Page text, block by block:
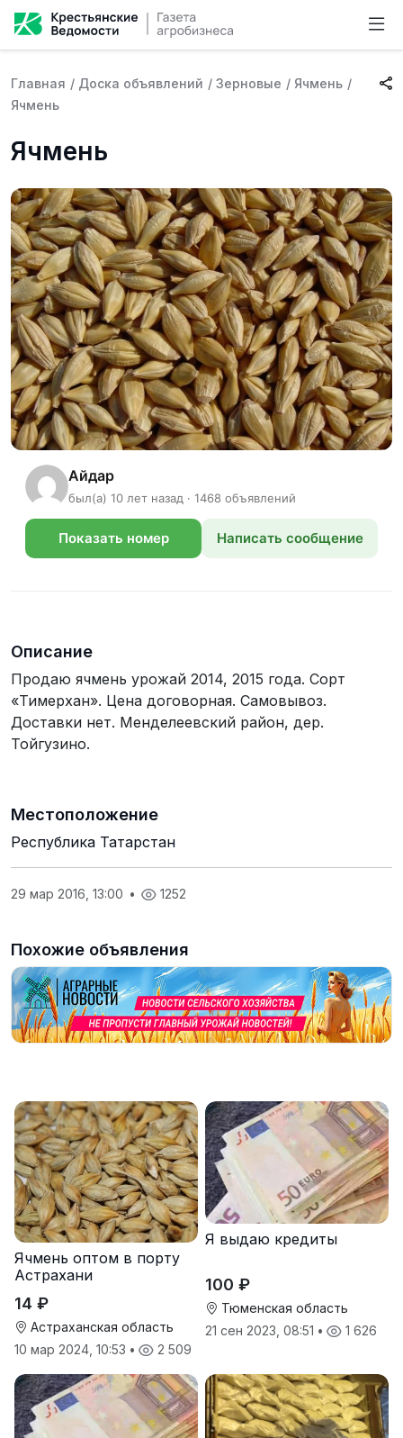
Главная / Доска объявлений / Зерновые / Ячмень /
Ячмень
Ячмень
Айдар
был(а) 10 лет назад · 1468 объявлений
Показать номер Написать сообщение
Описание
Продаю ячмень урожай 2014, 2015 года. Сорт
«Тимерхан». Цена договорная. Самовывоз.
Доставки нет. Менделеевский район, дер.
Тойгузино.
Местоположение
Республика Татарстан
29 мар 2016, 13:00 • 1252
Похожие объявления
Ячмень оптом в порту
Астрахани
14 ₽
Астраханская область
10 мар 2024, 10:53 • 2 509
Я выдаю кредиты
100 ₽
Тюменская область
21 сен 2023, 08:51 • 1 626